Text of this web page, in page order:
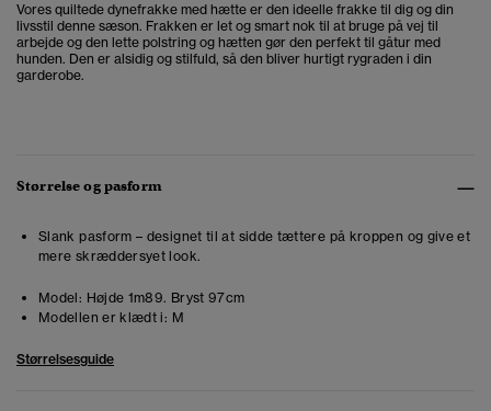
Vores quiltede dynefrakke med hætte er den ideelle frakke til dig og din
livsstil denne sæson. Frakken er let og smart nok til at bruge på vej til
arbejde og den lette polstring og hætten gør den perfekt til gåtur med
hunden. Den er alsidig og stilfuld, så den bliver hurtigt rygraden i din
garderobe.
Størrelse og pasform
Slank pasform – designet til at sidde tættere på kroppen og give et
mere skræddersyet look.
Model: Højde 1m89. Bryst 97cm
Modellen er klædt i: M
Størrelsesguide